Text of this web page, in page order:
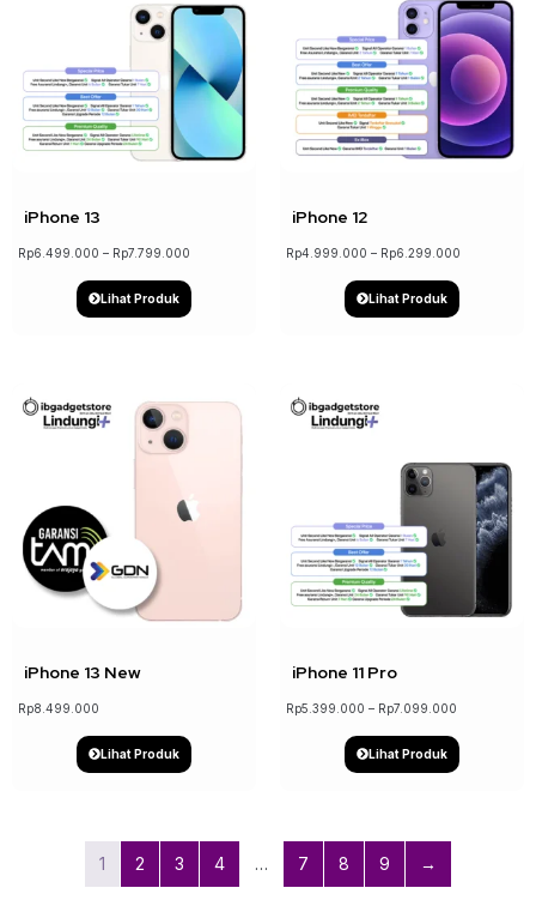
iPhone 13
Rp6.499.000 – Rp7.799.000
Lihat Produk
↓ 21%
iPhone 12
Rp4.999.000 – Rp6.299.000
Lihat Produk
iPhone 13 New
Rp8.499.000
Lihat Produk
iPhone 11 Pro
Rp5.399.000 – Rp7.099.000
Lihat Produk
1 2 3 4 … 7 8 9 →